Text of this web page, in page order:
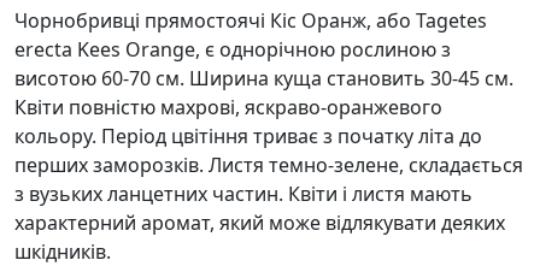
Чорнобривці прямостоячі Кіс Оранж, або Tagetes
erecta Kees Orange, є однорічною рослиною з
висотою 60-70 см. Ширина куща становить 30-45 см.
Квіти повністю махрові, яскраво-оранжевого
кольору. Період цвітіння триває з початку літа до
перших заморозків. Листя темно-зелене, складається
з вузьких ланцетних частин. Квіти і листя мають
характерний аромат, який може відлякувати деяких
шкідників.